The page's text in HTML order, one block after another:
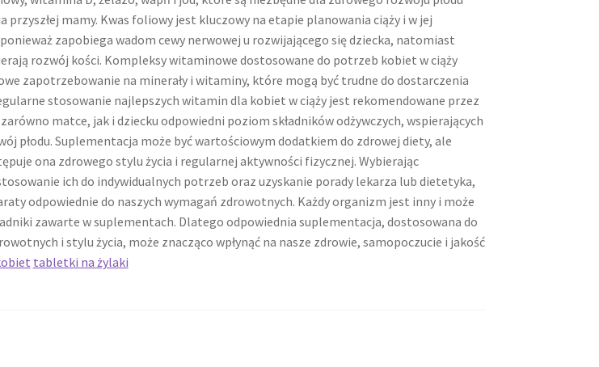
mamy. Kwas foliowy jest kluczowy na etapie planowania ciąży i w jej
zapobiega wadom cewy nerwowej u rozwijającego się dziecka, natomiast
rozwój kości. Kompleksy witaminowe dostosowane do potrzeb kobiet w ciąży
zapotrzebowanie na minerały i witaminy, które mogą być trudne do dostarczenia
stosowanie najlepszych witamin dla kobiet w ciąży jest rekomendowane przez
matce, jak i dziecku odpowiedni poziom składników odżywczych, wspierających
płodu. Suplementacja może być wartościowym dodatkiem do zdrowej diety, ale
ona zdrowego stylu życia i regularnej aktywności fizycznej. Wybierając
ich do indywidualnych potrzeb oraz uzyskanie porady lekarza lub dietetyka,
odpowiednie do naszych wymagań zdrowotnych. Każdy organizm jest inny i może
zawarte w suplementach. Dlatego odpowiednia suplementacja, dostosowana do
i stylu życia, może znacząco wpłynąć na nasze zdrowie, samopoczucie i jakość
tabletki na żylaki